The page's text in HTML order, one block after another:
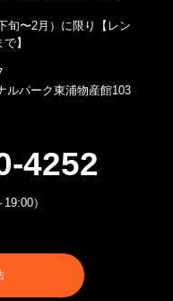
旬〜2月）に限り【レン
】
ルパーク東浦物産館103
4252
）